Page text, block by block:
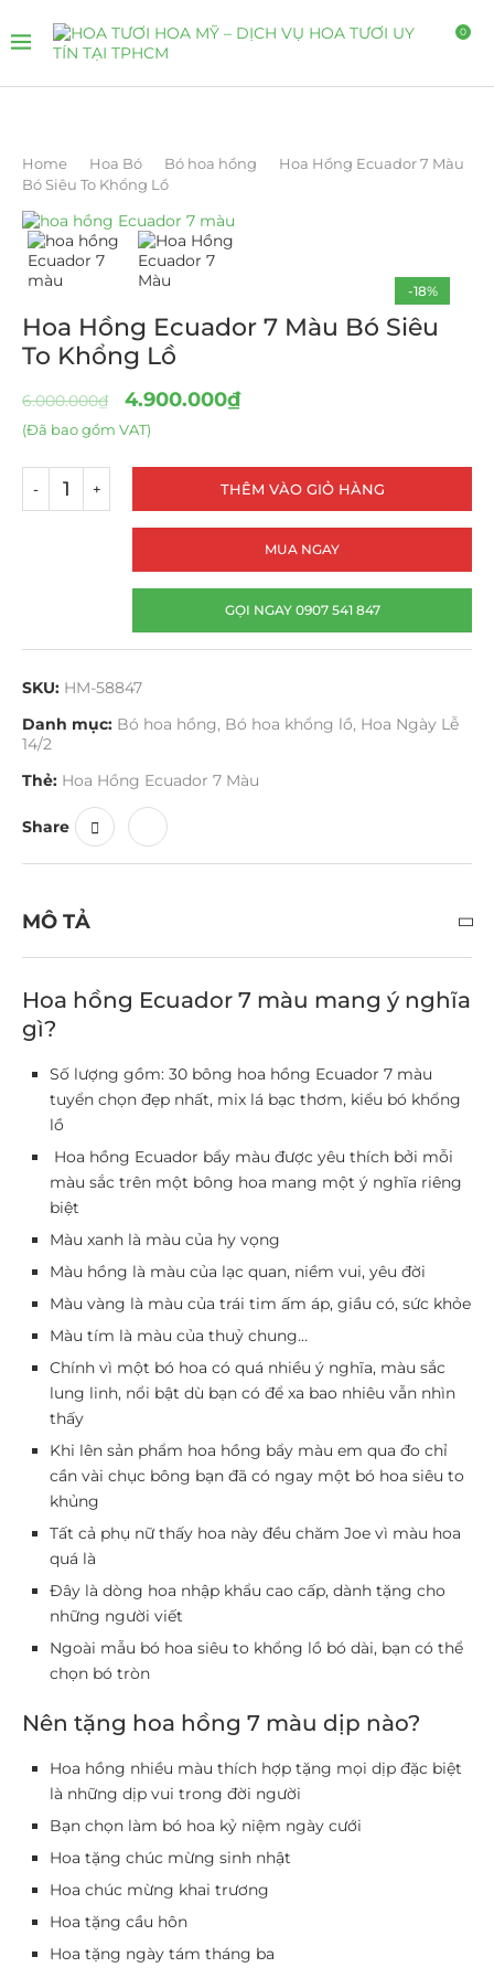
0
Home Hoa Bó Bó hoa hồng
Hoa Hồng Ecuador 7 Màu
Bó Siêu To Khổng Lồ
-18%
Hoa Hồng Ecuador 7 Màu Bó Siêu
To Khổng Lồ
6.000.000₫ 4.900.000₫
(Đã bao gồm VAT)
THÊM VÀO GIỎ HÀNG
MUA NGAY
GỌI NGAY 0907 541 847
SKU: HM-58847
Danh mục: Bó hoa hồng, Bó hoa khổng lồ, Hoa Ngày Lễ
14/2
Thẻ: Hoa Hồng Ecuador 7 Màu
Share
MÔ TẢ
Hoa hồng Ecuador 7 màu mang ý nghĩa
gì?
Số lượng gồm: 30 bông hoa hồng Ecuador 7 màu
tuyển chọn đẹp nhất, mix lá bạc thơm, kiểu bó khổng
lồ
Hoa hồng Ecuador bẩy màu được yêu thích bởi mỗi
màu sắc trên một bông hoa mang một ý nghĩa riêng
biệt
Màu xanh là màu của hy vọng
Màu hồng là màu của lạc quan, niềm vui, yêu đời
Màu vàng là màu của trái tim ấm áp, giầu có, sức khỏe
Màu tím là màu của thuỷ chung…
Chính vì một bó hoa có quá nhiều ý nghĩa, màu sắc
lung linh, nổi bật dù bạn có để xa bao nhiêu vẫn nhìn
thấy
Khi lên sản phẩm hoa hồng bẩy màu em qua đo chỉ
cần vài chục bông bạn đã có ngay một bó hoa siêu to
khủng
Tất cả phụ nữ thấy hoa này đều chăm Joe vì màu hoa
quá là
Đây là dòng hoa nhập khẩu cao cấp, dành tặng cho
những người viết
Ngoài mẫu bó hoa siêu to khổng lồ bó dài, bạn có thể
chọn bó tròn
Nên tặng hoa hồng 7 màu dịp nào?
Hoa hồng nhiều màu thích hợp tặng mọi dịp đặc biệt
là những dịp vui trong đời người
Bạn chọn làm bó hoa kỷ niệm ngày cưới
Hoa tặng chúc mừng sinh nhật
Hoa chúc mừng khai trương
Hoa tặng cầu hôn
Hoa tặng ngày tám tháng ba